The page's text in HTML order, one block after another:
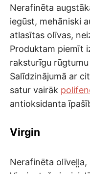
Nerafinēta
iegūst, mehāniski
atlasītas olīvas,
Produktam piemīt
raksturīgu
Salīdzinājumā ar
satur vairāk
antioksidanta
Virgin
Nerafinēta